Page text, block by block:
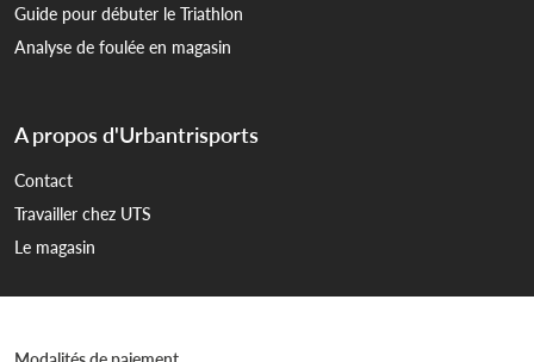
Guide pour débuter le Triathlon
Analyse de foulée en magasin
A propos d'Urbantrisports
Contact
Travailler chez UTS
Le magasin